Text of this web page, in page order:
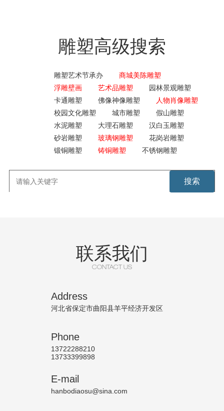
雕塑高级搜索
雕塑艺术节承办
商城美陈雕塑
浮雕壁画
艺术品雕塑
园林景观雕塑
卡通雕塑
佛像神像雕塑
人物肖像雕塑
校园文化雕塑
城市雕塑
假山雕塑
水泥雕塑
大理石雕塑
汉白玉雕塑
砂岩雕塑
玻璃钢雕塑
花岗岩雕塑
锻铜雕塑
铸铜雕塑 不锈钢雕塑
联系我们
CONTACT US
Address
河北省保定市曲阳县羊平经济开发区
Phone
13722288210
13733399898
E-mail
hanbodiaosu@sina.com